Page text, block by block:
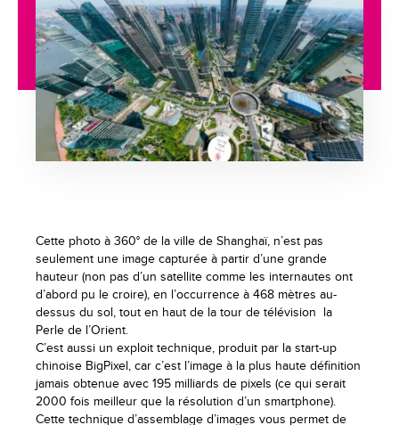
Cette photo à 360° de la ville de Shanghaï, n’est pas
seulement une image capturée à partir d’une grande
hauteur (non pas d’un satellite comme les internautes ont
d’abord pu le croire), en l’occurrence à 468 mètres au-
dessus du sol, tout en haut de la tour de télévision la
Perle de l’Orient.
C’est aussi un exploit technique, produit par la start-up
chinoise BigPixel, car c’est l’image à la plus haute définition
jamais obtenue avec 195 milliards de pixels (ce qui serait
2000 fois meilleur que la résolution d’un smartphone).
Cette technique d’assemblage d’images vous permet de